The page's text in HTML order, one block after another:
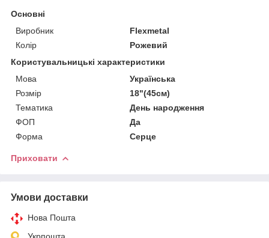
Основні
Виробник
Flexmetal
Колір
Рожевий
Користувальницькі характеристики
Мова
Українська
Розмір
18"(45см)
Тематика
День народження
ФОП
Да
Форма
Серце
Приховати
Умови доставки
Нова Пошта
Укрпошта